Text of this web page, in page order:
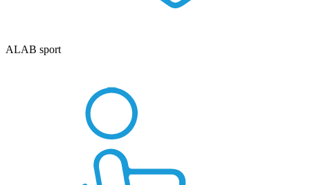
ALAB sport